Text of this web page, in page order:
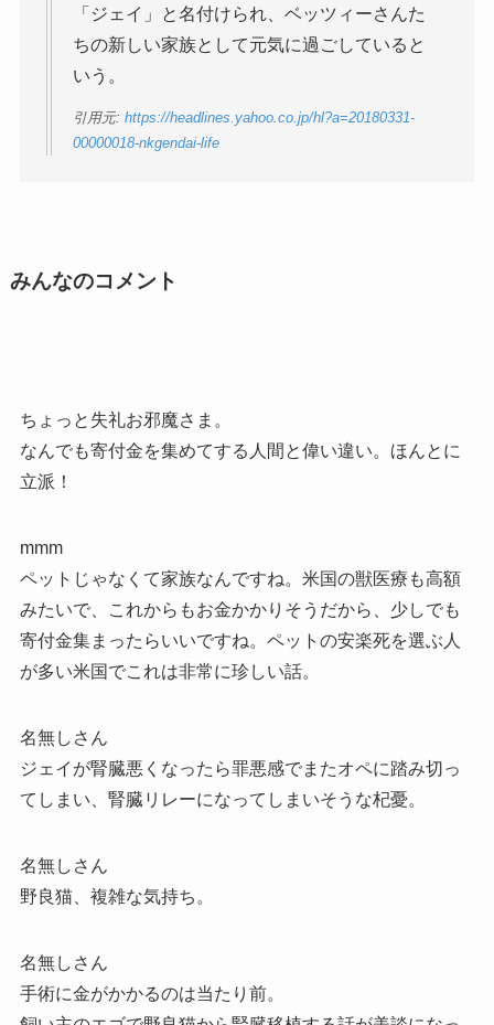
「ジェイ」と名付けられ、ベッツィーさんた
ちの新しい家族として元気に過ごしていると
いう。
引用元: https://headlines.yahoo.co.jp/hl?a=20180331-
00000018-nkgendai-life
みんなのコメント
ちょっと失礼お邪魔さま。
なんでも寄付金を集めてする人間と偉い違い。ほんとに
立派！
mmm
ペットじゃなくて家族なんですね。米国の獣医療も高額
みたいで、これからもお金かかりそうだから、少しでも
寄付金集まったらいいですね。ペットの安楽死を選ぶ人
が多い米国でこれは非常に珍しい話。
名無しさん
ジェイが腎臓悪くなったら罪悪感でまたオペに踏み切っ
てしまい、腎臓リレーになってしまいそうな杞憂。
名無しさん
野良猫、複雑な気持ち。
名無しさん
手術に金がかかるのは当たり前。